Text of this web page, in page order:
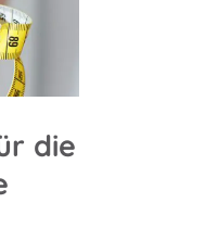
die